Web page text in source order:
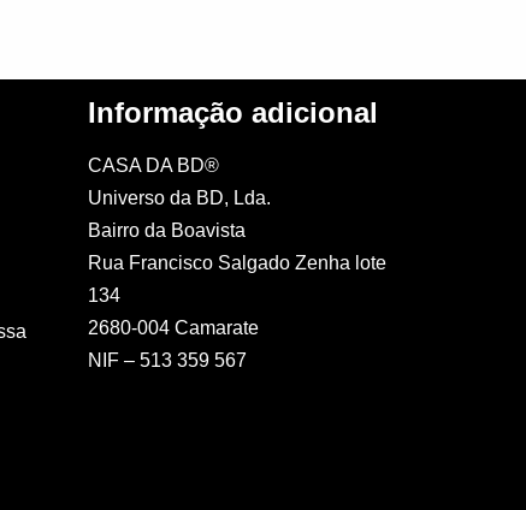
Informação adicional
CASA DA BD®
Universo da BD, Lda.
Bairro da Boavista
Rua Francisco Salgado Zenha lote
134
2680-004 Camarate
NIF – 513 359 567